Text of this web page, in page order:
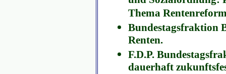
Thema
Bundestagsfraktion
Renten.
F.D.P.
dauerhaft